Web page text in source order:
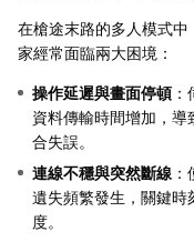
在槍途末路的多人模式
家經常面臨兩大困境：
操作延遲與畫面停頓：
資料傳輸時間增加，
合失誤。
連線不穩與突然斷線
遺失頻繁發生，關鍵時
度。